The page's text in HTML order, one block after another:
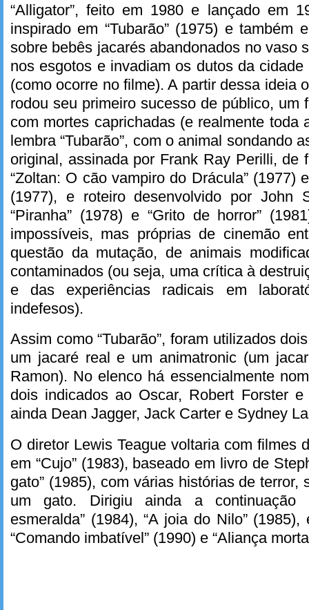
“Alligator”, feito em 1980 e lançado em
inspirado em “Tubarão” (1975) e também
sobre bebês jacarés abandonados no vaso
nos esgotos e invadiam os dutos da
(como ocorre no filme). A partir dessa ideia
rodou seu primeiro sucesso de público, um
com mortes caprichadas (e realmente toda
lembra “Tubarão”, com o animal sondando
original, assinada por Frank Ray Perilli, de
“Zoltan: O cão vampiro do Drácula” (1977)
(1977), e roteiro desenvolvido por John
“Piranha” (1978) e “Grito de horror”
impossíveis, mas próprias de cinemão
questão da mutação, de animais
contaminados (ou seja, uma crítica à
e das experiências radicais em
indefesos).
Assim como “Tubarão”, foram utilizados
um jacaré real e um animatronic (um
Ramon). No elenco há essencialmente
dois indicados ao Oscar, Robert Forster
ainda Dean Jagger, Jack Carter e Sydney
O diretor Lewis Teague voltaria com filmes
em “Cujo” (1983), baseado em livro de
gato” (1985), com várias histórias de terror,
um gato. Dirigiu ainda a continuação
esmeralda” (1984), “A joia do Nilo”
“Comando imbatível” (1990) e “Aliança